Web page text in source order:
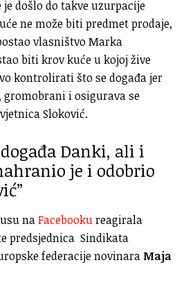
došlo do takve uzurpacije
ne može biti predmet prodaje,
vlasništvo Marka
biti krov kuće u kojoj žive
kontrolirati što se događa jer
i osigurava se
Sloković.
događa Danki, ali i
je i odobrio
naFacebookureagirala
predsjednica Sindikata
federacije novinara Maja